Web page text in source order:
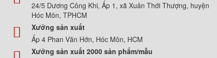
24/5 Dương Công Khi, Ấp 1, xã Xuân Thới Thượng, huyện
Hóc Môn, TPHCM
Xưởng sản xuất
Ấp 4 Phan Văn Hớn, Hóc Môn, HCM
Xưởng sản xuất 2000 sản phẩm/mẫu